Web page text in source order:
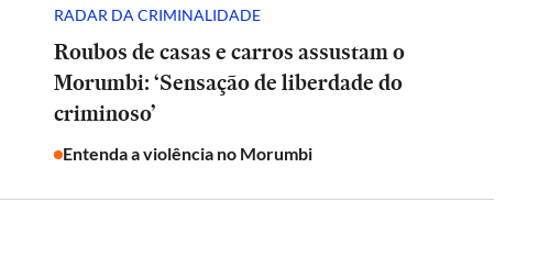
RADAR DA CRIMINALIDADE
Roubos de casas e carros assustam o
Morumbi: ‘Sensação de liberdade do
criminoso’
Entenda a violência no Morumbi